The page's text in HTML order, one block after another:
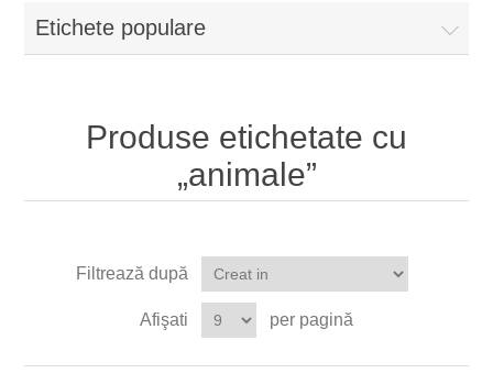
Etichete populare
Produse etichetate cu
„animale”
Filtrează după
Afişati per pagină